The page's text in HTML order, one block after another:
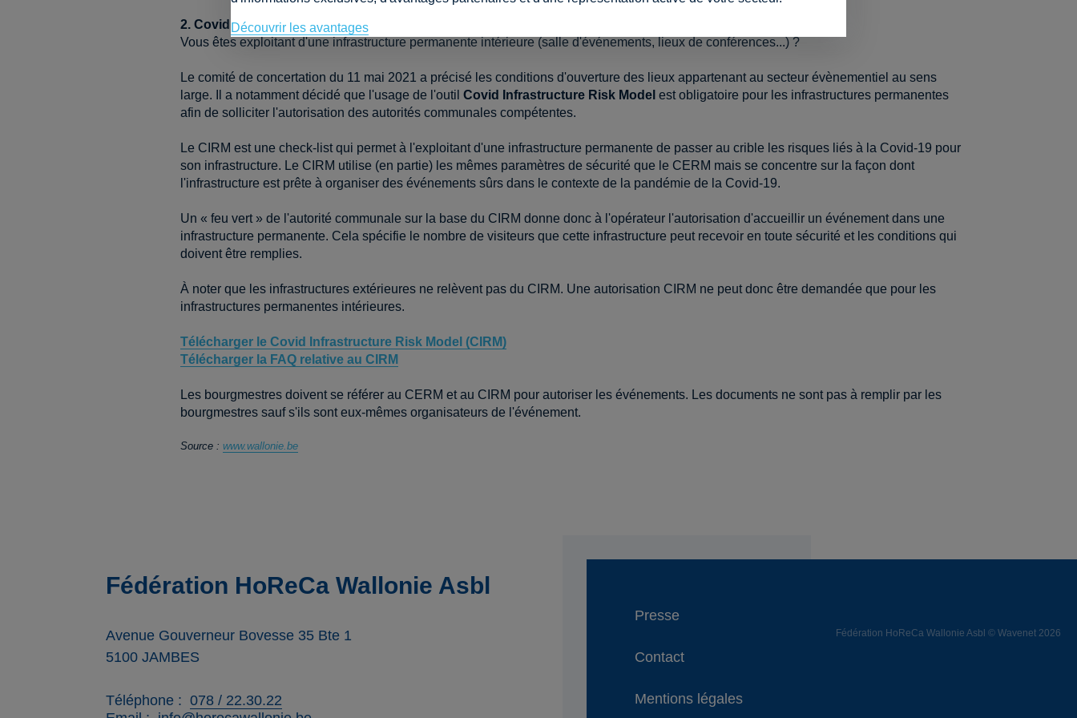
2. Covid INFRASTRUCTURE Risk Model (CIRM)
Vous êtes exploitant d'une infrastructure permanente intérieure (salle d'événements, lieux de conférences...) ?
Le comité de concertation du 11 mai 2021 a précisé les conditions d'ouverture des lieux appartenant au secteur évènementiel au sens
large. Il a notamment décidé que l'usage de l'outil Covid Infrastructure Risk Model est obligatoire pour les infrastructures permanentes
afin de solliciter l'autorisation des autorités communales compétentes.
Le CIRM est une check-list qui permet à l'exploitant d'une infrastructure permanente de passer au crible les risques liés à la Covid-19 pour
son infrastructure. Le CIRM utilise (en partie) les mêmes paramètres de sécurité que le CERM mais se concentre sur la façon dont
l'infrastructure est prête à organiser des événements sûrs dans le contexte de la pandémie de la Covid-19.
Un « feu vert » de l'autorité communale sur la base du CIRM donne donc à l'opérateur l'autorisation d'accueillir un événement dans une
infrastructure permanente. Cela spécifie le nombre de visiteurs que cette infrastructure peut recevoir en toute sécurité et les conditions qui
doivent être remplies.
À noter que les infrastructures extérieures ne relèvent pas du CIRM. Une autorisation CIRM ne peut donc être demandée que pour les
infrastructures permanentes intérieures.
Télécharger le Covid Infrastructure Risk Model (CIRM)
Télécharger la FAQ relative au CIRM
Les bourgmestres doivent se référer au CERM et au CIRM pour autoriser les événements. Les documents ne sont pas à remplir par les
bourgmestres sauf s'ils sont eux-mêmes organisateurs de l'événement.
Source : www.wallonie.be
Fédération HoReCa Wallonie Asbl
Avenue Gouverneur Bovesse 35 Bte 1
5100 JAMBES
Téléphone
078 / 22.30.22
Presse
Contact
Mentions légales
Fédération HoReCa Wallonie Asbl © Wavenet 2026
Découvrir les avantages